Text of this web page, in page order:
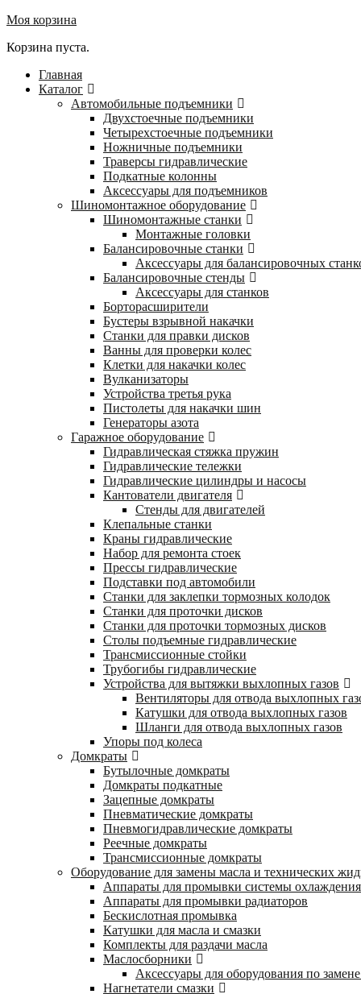
Моя корзина
Корзина пуста.
Главная
Каталог
Автомобильные подъемники
Двухстоечные подъемники
Четырехстоечные подъемники
Ножничные подъемники
Траверсы гидравлические
Подкатные колонны
Аксессуары для подъемников
Шиномонтажное оборудование
Шиномонтажные станки
Монтажные головки
Балансировочные станки
Аксессуары для балансировочных
Балансировочные стенды
Аксессуары для станков
Борторасширители
Бустеры взрывной накачки
Станки для правки дисков
Ванны для проверки колес
Клетки для накачки колес
Вулканизаторы
Устройства третья рука
Пистолеты для накачки шин
Генераторы азота
Гаражное оборудование
Гидравлическая стяжка пружин
Гидравлические тележки
Гидравлические цилиндры и насосы
Кантователи двигателя
Стенды для двигателей
Клепальные станки
Краны гидравлические
Набор для ремонта стоек
Прессы гидравлические
Подставки под автомобили
Станки для заклепки тормозных колодок
Станки для проточки дисков
Станки для проточки тормозных дисков
Столы подъемные гидравлические
Трансмиссионные стойки
Трубогибы гидравлические
Устройства для вытяжки выхлопных газов
Вентиляторы для отвода выхлопных
Катушки для отвода выхлопных газов
Шланги для отвода выхлопных газов
Упоры под колеса
Домкраты
Бутылочные домкраты
Домкраты подкатные
Зацепные домкраты
Пневматические домкраты
Пневмогидравлические домкраты
Реечные домкраты
Трансмиссионные домкраты
Оборудование для замены масла и технических
Аппараты для промывки системы охлаждения
Аппараты для промывки радиаторов
Бескислотная промывка
Катушки для масла и смазки
Комплекты для раздачи масла
Маслосборники
Аксессуары для оборудования по
Нагнетатели смазки